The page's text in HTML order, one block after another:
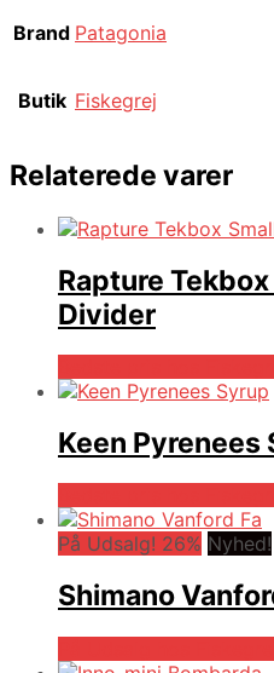
Brand Patagonia
Butik Fiskegrej
Relaterede varer
Rapture
Divider
Keen Pyrenees
På Udsalg! 26% Nyhed!
Shimano